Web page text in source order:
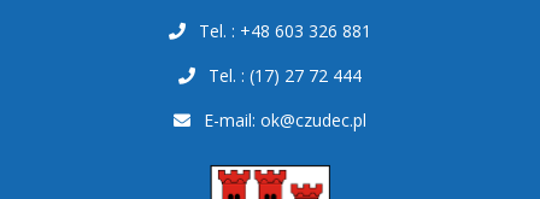
Tel. : +48 603 326 881
Tel. : (17) 27 72 444
E-mail: ok@czudec.pl